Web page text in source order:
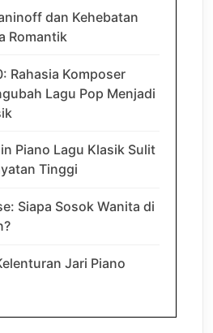
dan Kehebatan
Romantik
Rahasia Komposer
Lagu Pop Menjadi
Piano Lagu Klasik Sulit
Tinggi
Siapa Sosok Wanita di
Jari Piano